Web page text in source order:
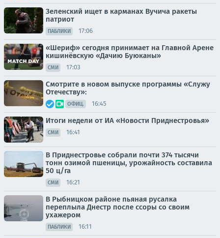
Зеленский ищет в карманах Вучича ракеты
патриот
ПАБЛИКИ 17:06
«Шериф» сегодня принимает на Главной Арене
кишинёвскую «Дачию Буюканы»
СМИ 17:03
Смотрите в новом выпуске программы «Служу
Отечеству»:
ОФИЦ. 16:45
Итоги недели от ИА «Новости Приднестровья»
СМИ 16:41
В Приднестровье собрали почти 374 тысячи
тонн озимой пшеницы, урожайность составила
50 ц/га
СМИ 16:21
В Рыбницком районе пьяная русалка
переплыла Днестр после ссоры со своим
ухажером
ПАБЛИКИ 16:11